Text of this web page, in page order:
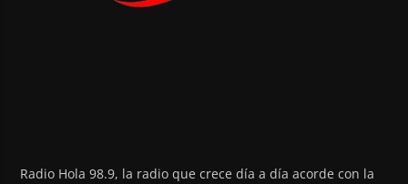
Radio Hola 98.9, la radio que crece día a día acorde con la